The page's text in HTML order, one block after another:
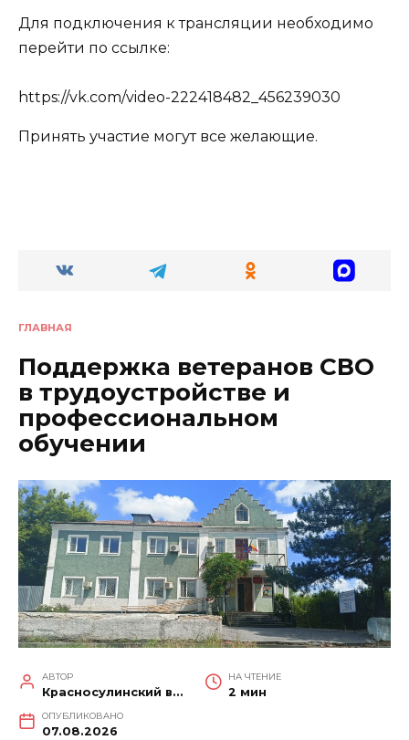
Для подключения к трансляции необходимо
перейти по ссылке:
https://vk.com/video-222418482_456239030
Принять участие могут все желающие.
ГЛАВНАЯ
Поддержка ветеранов СВО
в трудоустройстве и
профессиональном
обучении
АВТОР
Красносулинский вестник
НА ЧТЕНИЕ
2 мин
ОПУБЛИКОВАНО
07.08.2026